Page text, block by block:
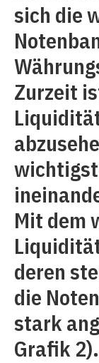
sich die
Zurzeit
Mit dem
deren
die
stark
Grafik 2).